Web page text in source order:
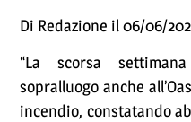
Di Redazione il 06/06/
“La scorsa
sopralluogo anche
incendio, constatando